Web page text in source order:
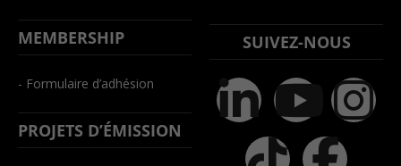
MEMBERSHIP
- Formulaire d’adhésion
PROJETS D’ÉMISSION
SUIVEZ-NOUS